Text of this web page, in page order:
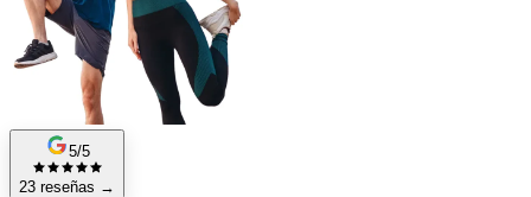
5/5
23 reseñas →